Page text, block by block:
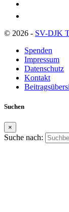
© 2026 - SV-DJK
Spenden
Impressum
Datenschutz
Kontakt
Suchen
×
Suche nach: